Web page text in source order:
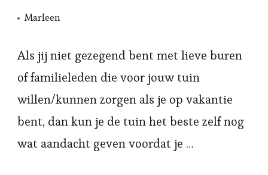
Marleen
Als jij niet gezegend bent met lieve buren
of familieleden die voor jouw tuin
willen/kunnen zorgen als je op vakantie
bent, dan kun je de tuin het beste zelf nog
wat aandacht geven voordat je …